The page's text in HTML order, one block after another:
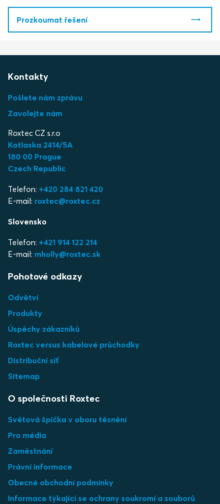
Prozkoumat řešení
Kontakty
Pošlete nám zprávu
Zavolejte nám
Roxtec CZ s.r.o
Kotlaska 2414/5A
180 00 Prague
Czech Republic
Telefon: +420 284 821 420
E-mail: roxtec@roxtec.cz
Slovensko
Telefon: +421 914 122 214
E-mail: mholly@roxtec.sk
Pohotové odkazy
Odvětví
Produkty
Úspěchy zákazníků
Roxtec versus kabelové průchodky
Distribuční síť
Sitemap
O společnosti Roxtec
Světová špička v oboru těsnění
Pro média
Zaměstnání
Právní informace
Obecné obchodní podmínky
Informace týkající se ochrany soukromí a souborů